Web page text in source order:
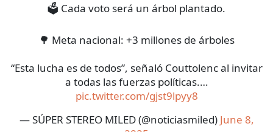
🗳️ Cada voto será un árbol plantado.
🌳 Meta nacional: +3 millones de árboles
“Esta lucha es de todos”, señaló Couttolenc al invitar
a todas las fuerzas políticas.…
pic.twitter.com/gjst9lpyy8
— SÚPER STEREO MILED (@noticiasmiled) June 8,